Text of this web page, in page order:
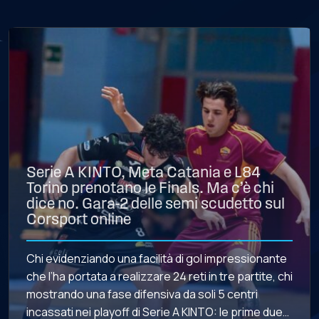
Serie A KINTO, Meta Catania e L84
Torino prenotano le Finals. Ma c’è chi
dice no. Gara-2 delle semi scudetto sul
Corsport online
Chi evidenziando una facilità di gol impressionante
che l’ha portata a realizzare 24 reti in tre partite, chi
mostrando una fase difensiva da soli 5 centri
incassati nei playoff di Serie A KINTO: le prime due